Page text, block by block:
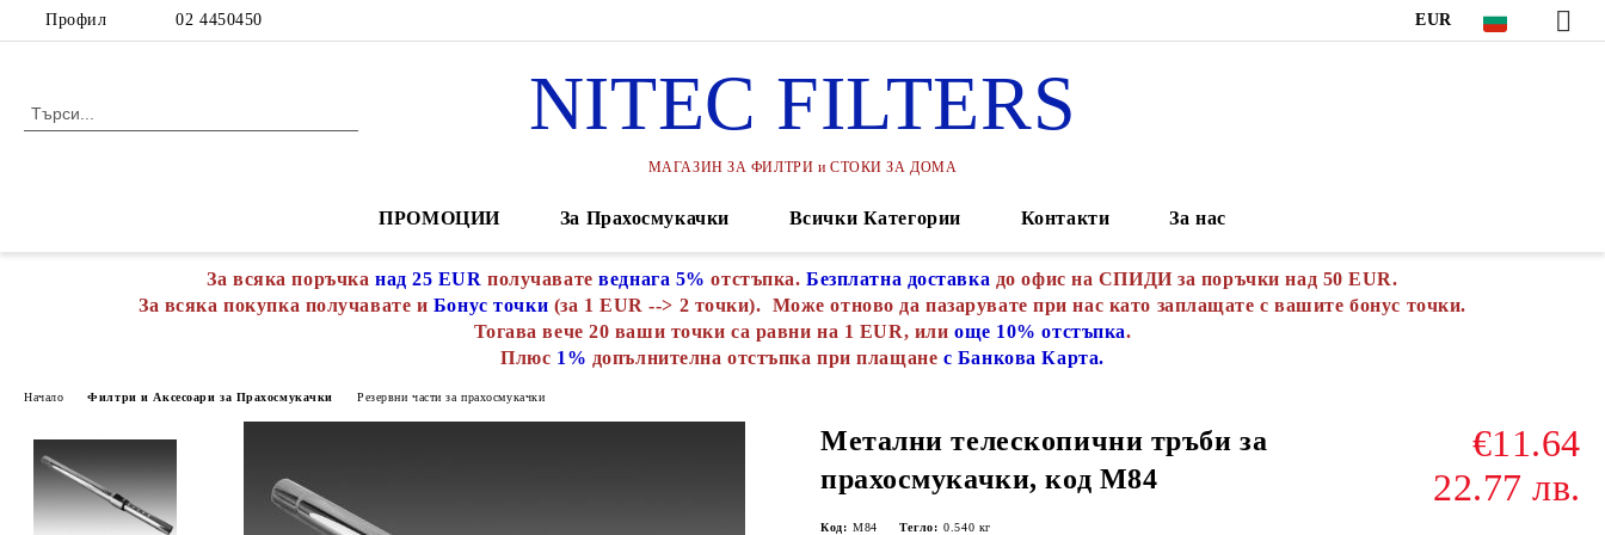
Профил 02 4450450 EUR
NITEC FILTERS
МАГАЗИН ЗА ФИЛТРИ и СТОКИ ЗА ДОМА
ПРОМОЦИИ За Прахосмукачки Всички Категории Контакти За нас
За всяка поръчка над 25 EUR получавате веднага 5% отстъпка.Безплатна доставка до офис на СПИДИ за поръчки над 50 EUR.
За всяка покупка получавате и Бонус точки (за 1 EUR --> 2 точки). Може отново да пазарувате при нас като заплащате с вашите бонус точки.
Тогава вече 20 ваши точки са равни на 1 EUR, или още 10% отстъпка.
Плюс 1% допълнителна отстъпка при плащане с Банкова Карта.
Начало Филтри и Аксесоари за Прахосмукачки Резервни части за прахосмукачки
Метални телескопични тръби за
прахосмукачки, код М84
€11.64
22.77 лв.
Код: М84 Тегло: 0.540 кг